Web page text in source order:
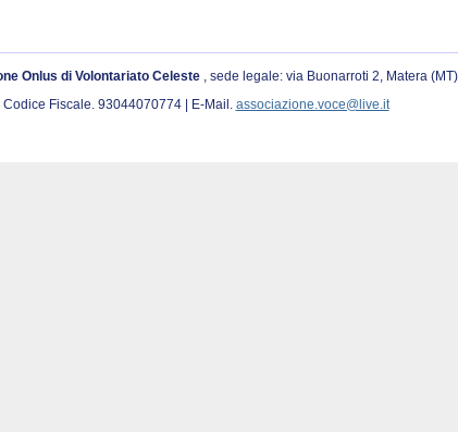
Onlus di Volontariato Celeste , sede legale: via Buonarroti 2, Matera (MT)
Codice Fiscale. 93044070774 | E-Mail. associazione.voce@live.it